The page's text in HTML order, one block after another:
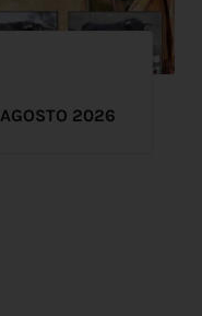
2026